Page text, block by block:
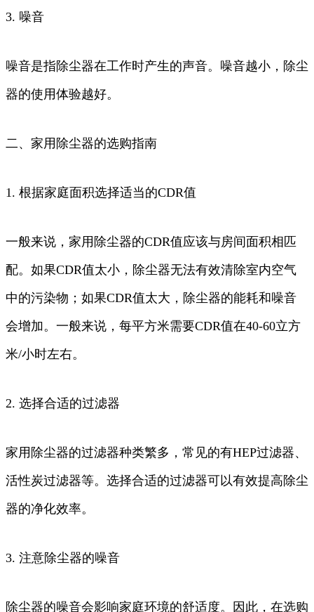
3. 噪音
噪音是指除尘器在工作时产生的声音。噪音越小，除尘
器的使用体验越好。
二、家用除尘器的选购指南
1. 根据家庭面积选择适当的CDR值
一般来说，家用除尘器的CDR值应该与房间面积相匹
配。如果CDR值太小，除尘器无法有效清除室内空气
中的污染物；如果CDR值太大，除尘器的能耗和噪音
会增加。一般来说，每平方米需要CDR值在40-60立方
米/小时左右。
2. 选择合适的过滤器
家用除尘器的过滤器种类繁多，常见的有HEP过滤器、
活性炭过滤器等。选择合适的过滤器可以有效提高除尘
器的净化效率。
3. 注意除尘器的噪音
除尘器的噪音会影响家庭环境的舒适度。因此，在选购